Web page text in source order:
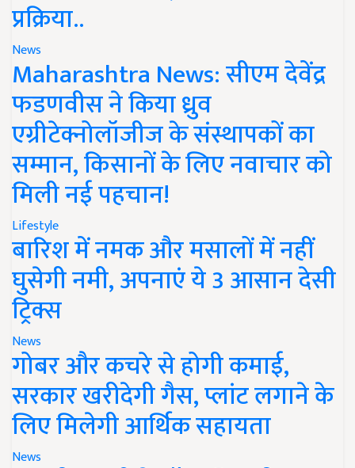
प्रक्रिया..
News
Maharashtra News: सीएम देवेंद्र
फडणवीस ने किया ध्रुव
एग्रीटेक्नोलॉजीज के संस्थापकों का
सम्मान, किसानों के लिए नवाचार को
मिली नई पहचान!
Lifestyle
बारिश में नमक और मसालों में नहीं
घुसेगी नमी, अपनाएं ये 3 आसान देसी
ट्रिक्स
News
गोबर और कचरे से होगी कमाई,
सरकार खरीदेगी गैस, प्लांट लगाने के
लिए मिलेगी आर्थिक सहायता
News